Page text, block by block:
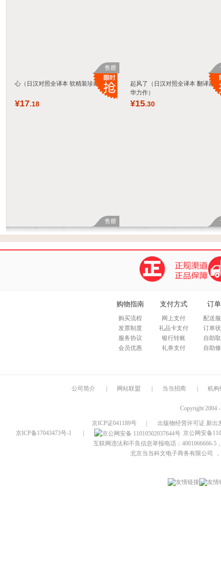
售罄
心（日汉对照全译本 软精装珍藏版）
¥17.18
售罄
起风了（日汉对照全译本 翻译家
华力作）
¥15.30
购物指南
购买流程
发票制度
服务协议
会员优惠
支付方式
网上支付
礼品卡支付
银行转账
礼券支付
订
配送
订单
自助
自助
公司简介 网站联盟 当当招商 机构
Copyright 2004
京ICP证041189号
出版物经营许可证 新出
京ICP备17043473号-1
京公网安备
互联网违法和不良信息举报电话：4001066666-5
北京当当科文电子商务有限公司